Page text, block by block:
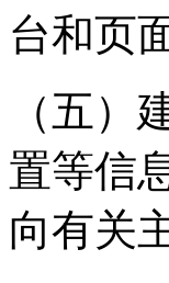
台和页
（五
置等信
向有关